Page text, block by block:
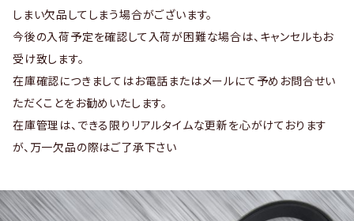
しまい欠品してしまう場合がございます。
今後の入荷予定を確認して入荷が困難な場合は、キャンセルもお
受け致します。
在庫確認につきましてはお電話またはメールにて予めお問合せい
ただくことをお勧めいたします。
在庫管理は、できる限りリアルタイムな更新を心がけております
が、万一欠品の際はご了承下さい